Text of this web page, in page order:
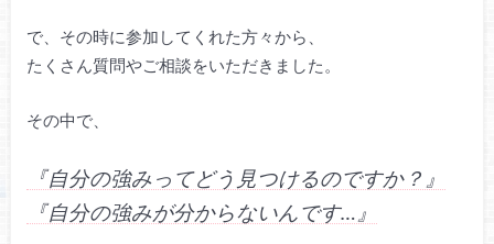
で、その時に参加してくれた方々から、
たくさん質問やご相談をいただきました。
その中で、
『自分の強みってどう見つけるのですか？』
『自分の強みが分からないんです…』